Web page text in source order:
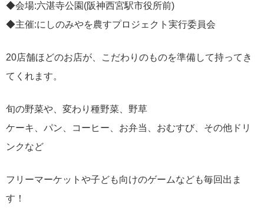
◆会場:六湛寺公園(阪神西宮駅市役所前)
◆主催:にしのみやを農すプロジェクト実行委員会
20店舗ほどのお店が、こだわりのものを準備して持ってき
てくれます。
旬の野菜や、変わり種野菜、野草
ケーキ、パン、コーヒー、お弁当、おむすび、その他ドリ
ンクなど
フリーマーケットや子ども向けのゲームなども毎回出ま
す！